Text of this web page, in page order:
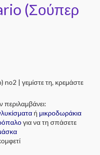
(Σούπερ
| γεμίστε τη, κρεμάστε
περιλαμβάνει:
ή μικροδωράκια
για να τη σπάσετε